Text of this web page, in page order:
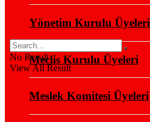
No Result
View All Result
Yönetim Kurulu Üyeleri
Meclis Kurulu Üyeleri
Meslek Komitesi Üyeleri